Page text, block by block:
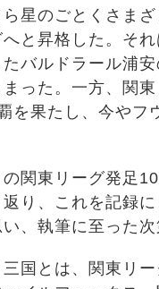
ら星のごとくさま
と昇格した。そ
たバルドラール浦
った。一方、関
を果たし、今やフ
関東リーグ発足
り、これを記録
、執筆に至った次
三国とは、関東リ